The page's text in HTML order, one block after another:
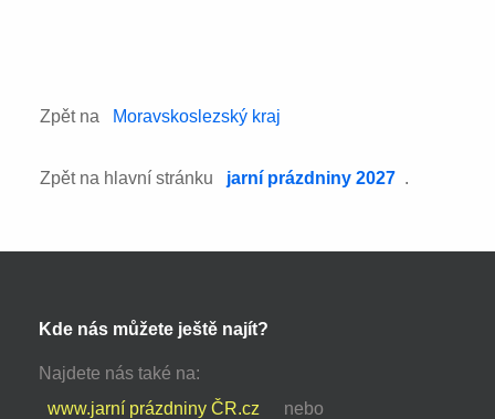
Zpět na Moravskoslezský kraj
Zpět na hlavní stránku jarní prázdniny 2027 .
Kde nás můžete ještě najít?
Najdete nás také na:
www.jarní prázdniny ČR.cz
nebo